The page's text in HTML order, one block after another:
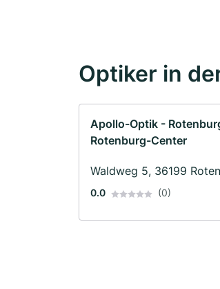
Optiker in
Apollo-Optik -
Rotenburg-Center
Waldweg 5, 36199
0.0 (0)